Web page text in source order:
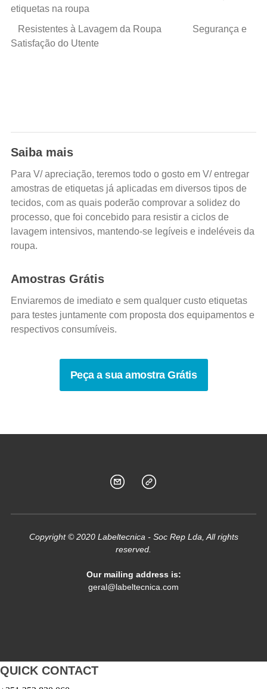
etiquetas na roupa
Resistentes à Lavagem da Roupa Segurança e
Satisfação do Utente
Saiba mais
Para V/ apreciação, teremos todo o gosto em V/ entregar
amostras de etiquetas já aplicadas em diversos tipos de
tecidos, com as quais poderão comprovar a solidez do
processo, que foi concebido para resistir a ciclos de
lavagem intensivos, mantendo-se legíveis e indeléveis da
roupa.
Amostras Grátis
Enviaremos de imediato e sem qualquer custo etiquetas
para testes juntamente com proposta dos equipamentos e
respectivos consumíveis.
Peça a sua amostra Grátis
Copyright © 2020 Labeltecnica - Soc Rep Lda, All rights
reserved.
Our mailing address is:
geral@labeltecnica.com
QUICK CONTACT